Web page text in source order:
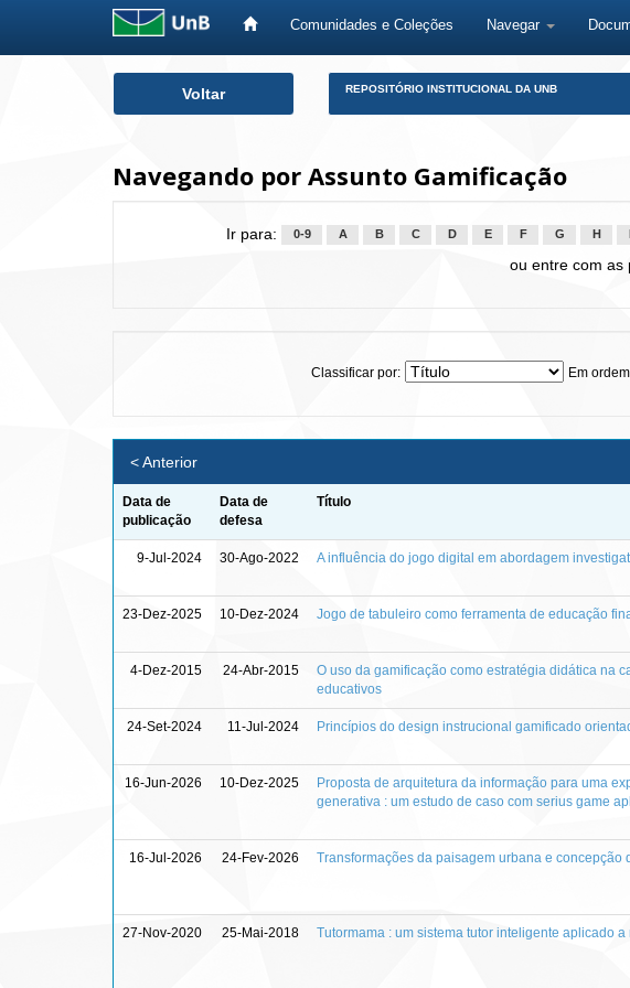
Comunidades e Coleções Navegar
Voltar REPOSITÓRIO INSTITUCIONAL DA UNB
Navegando por Assunto Gamificação
Ir para: 0-9 A B C D E F G H
ou entre com as
Classificar por: Em
< Anterior
Data de
publicação
Data de
defesa
Título
9-Jul-2024 30-Ago-2022 A influência do jogo digital em abordagem
23-Dez-2025 10-Dez-2024 Jogo de tabuleiro como ferramenta de educação
4-Dez-2015 24-Abr-2015
O uso da gamificação como estratégia didática na
educativos
24-Set-2024 11-Jul-2024 Princípios do design instrucional gamificado
16-Jun-2026 10-Dez-2025
Proposta de arquitetura da informação para uma
generativa : um estudo de caso com serius game
16-Jul-2026 24-Fev-2026 Transformações da paisagem urbana e
27-Nov-2020 25-Mai-2018 Tutormama : um sistema tutor inteligente aplicado